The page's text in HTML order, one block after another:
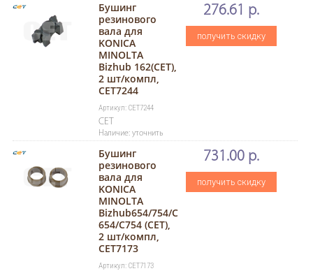
Бушинг
резинового
вала для
KONICA
MINOLTA
Bizhub 162(CET),
2 шт/компл,
CET7244
Артикул: CET7244
CET
Наличие: уточнить
276.61 р.
получить скидку
Бушинг
резинового
вала для
KONICA
MINOLTA
Bizhub654/754/C
654/C754 (CET),
2 шт/компл,
CET7173
Артикул: CET7173
731.00 р.
получить скидку